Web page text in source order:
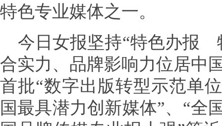
特色专业媒体之一。
今日女报坚持“特色办报
合实力、品牌影响力位居中
首批“数字出版转型示范单
国最具潜力创新媒体”、“全